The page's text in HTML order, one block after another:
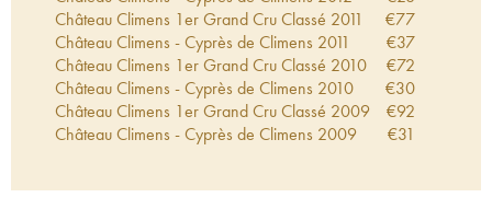
Château Climens 1er Grand Cru Classé 2011 €77
Château Climens - Cyprès de Climens 2011 €37
Château Climens 1er Grand Cru Classé 2010 €72
Château Climens - Cyprès de Climens 2010 €30
Château Climens 1er Grand Cru Classé 2009 €92
Château Climens - Cyprès de Climens 2009 €31